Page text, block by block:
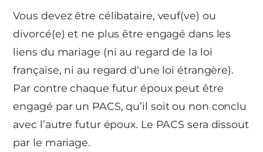
Vous devez être célibataire, veuf(ve) ou
divorcé(e) et ne plus être engagé dans les
liens du mariage (ni au regard de la loi
française, ni au regard d‘une loi étrangère).
Par contre chaque futur époux peut être
engagé par un PACS, qu’il soit ou non conclu
avec l’autre futur époux. Le PACS sera dissout
par le mariage.